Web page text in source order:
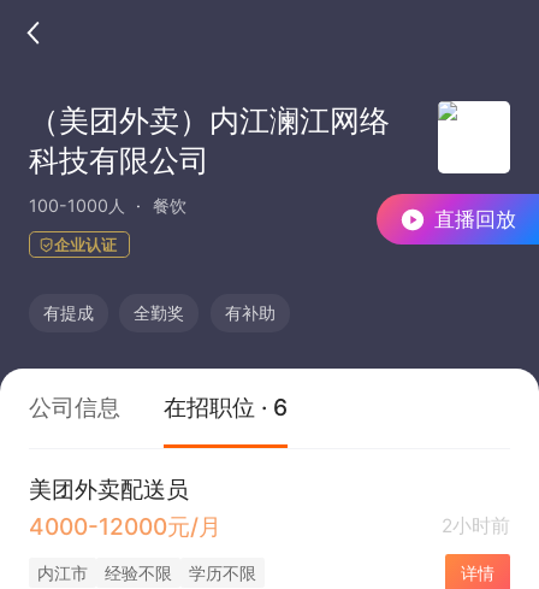
直播回放
（美团外卖）内江澜江网络
科技有限公司
100-1000人 餐饮
企业认证
有提成 全勤奖 有补助
公司信息 在招职位 · 6
美团外卖配送员
4000-12000元/月
2小时前
内江市 经验不限 学历不限 详情